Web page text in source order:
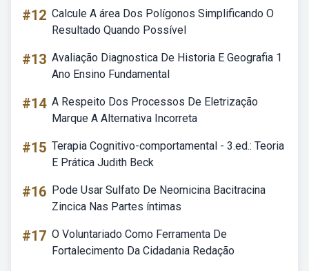
#12 Calcule A área Dos Polígonos Simplificando O
Resultado Quando Possível
#13 Avaliação Diagnostica De Historia E Geografia 1
Ano Ensino Fundamental
#14 A Respeito Dos Processos De Eletrização
Marque A Alternativa Incorreta
#15 Terapia Cognitivo-comportamental - 3.ed.: Teoria
E Prática Judith Beck
#16 Pode Usar Sulfato De Neomicina Bacitracina
Zincica Nas Partes íntimas
#17 O Voluntariado Como Ferramenta De
Fortalecimento Da Cidadania Redação